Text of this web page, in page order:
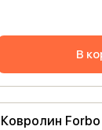
В
Ковролин